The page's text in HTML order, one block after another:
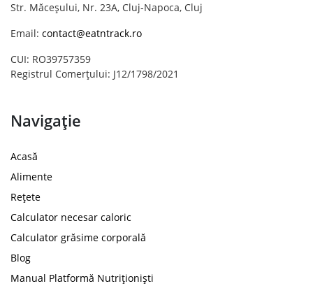
Str. Măceșului, Nr. 23A, Cluj-Napoca, Cluj
Email: contact@eatntrack.ro
CUI: RO39757359
Registrul Comerțului: J12/1798/2021
Navigație
Acasă
Alimente
Rețete
Calculator necesar caloric
Calculator grăsime corporală
Blog
Manual Platformă Nutriționiști